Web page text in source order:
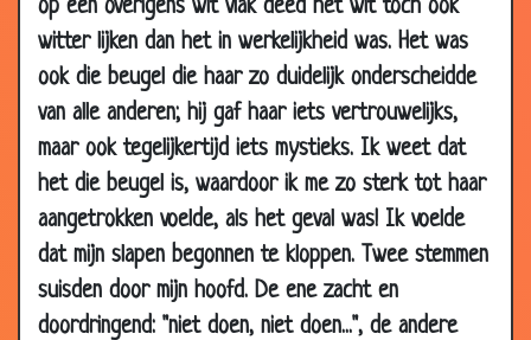
op een overigens wit vlak deed het wit toch ook
witter lijken dan het in werkelijkheid was. Het was
ook die beugel die haar zo duidelijk onderscheidde
van alle anderen; hij gaf haar iets vertrouwelijks,
maar ook tegelijkertijd iets mystieks. Ik weet dat
het die beugel is, waardoor ik me zo sterk tot haar
aangetrokken voelde, als het geval was! Ik voelde
dat mijn slapen begonnen te kloppen. Twee stemmen
suisden door mijn hoofd. De ene zacht en
doordringend: "niet doen, niet doen...", de andere
2008
17 Jan
2008
Hondsmoe 3.55
14 Jan
2008
Waarom... 3.53
14 Jan
2008
De tandarts 3.08
14 Jan
2008
Familie 3.43
10 Jan
Herkenningsspel 3.53